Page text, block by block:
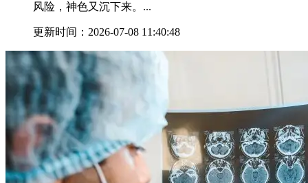
风险，神色又沉下来。...
更新时间：2026-07-08 11:40:48